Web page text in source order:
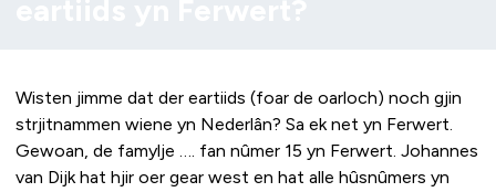
Wisten jimme dat der eartiids (foar de oarloch) noch gjin
strjitnammen wiene yn Nederlân? Sa ek net yn Ferwert.
Gewoan, de famylje …. fan nûmer 15 yn Ferwert. Johannes
van Dijk hat hjir oer gear west en hat alle hûsnûmers yn